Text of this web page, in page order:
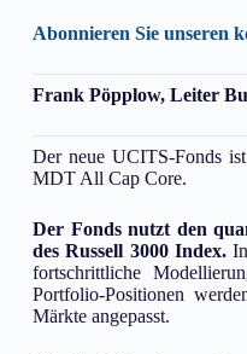
Abonnieren Sie unseren
Frank Pöpplow, Leiter
Der neue UCITS-Fonds
MDT All Cap Core.
Der Fonds nutzt den
des Russell 3000 Index.In
fortschrittliche
Portfolio-Positionen
Märkte angepasst.